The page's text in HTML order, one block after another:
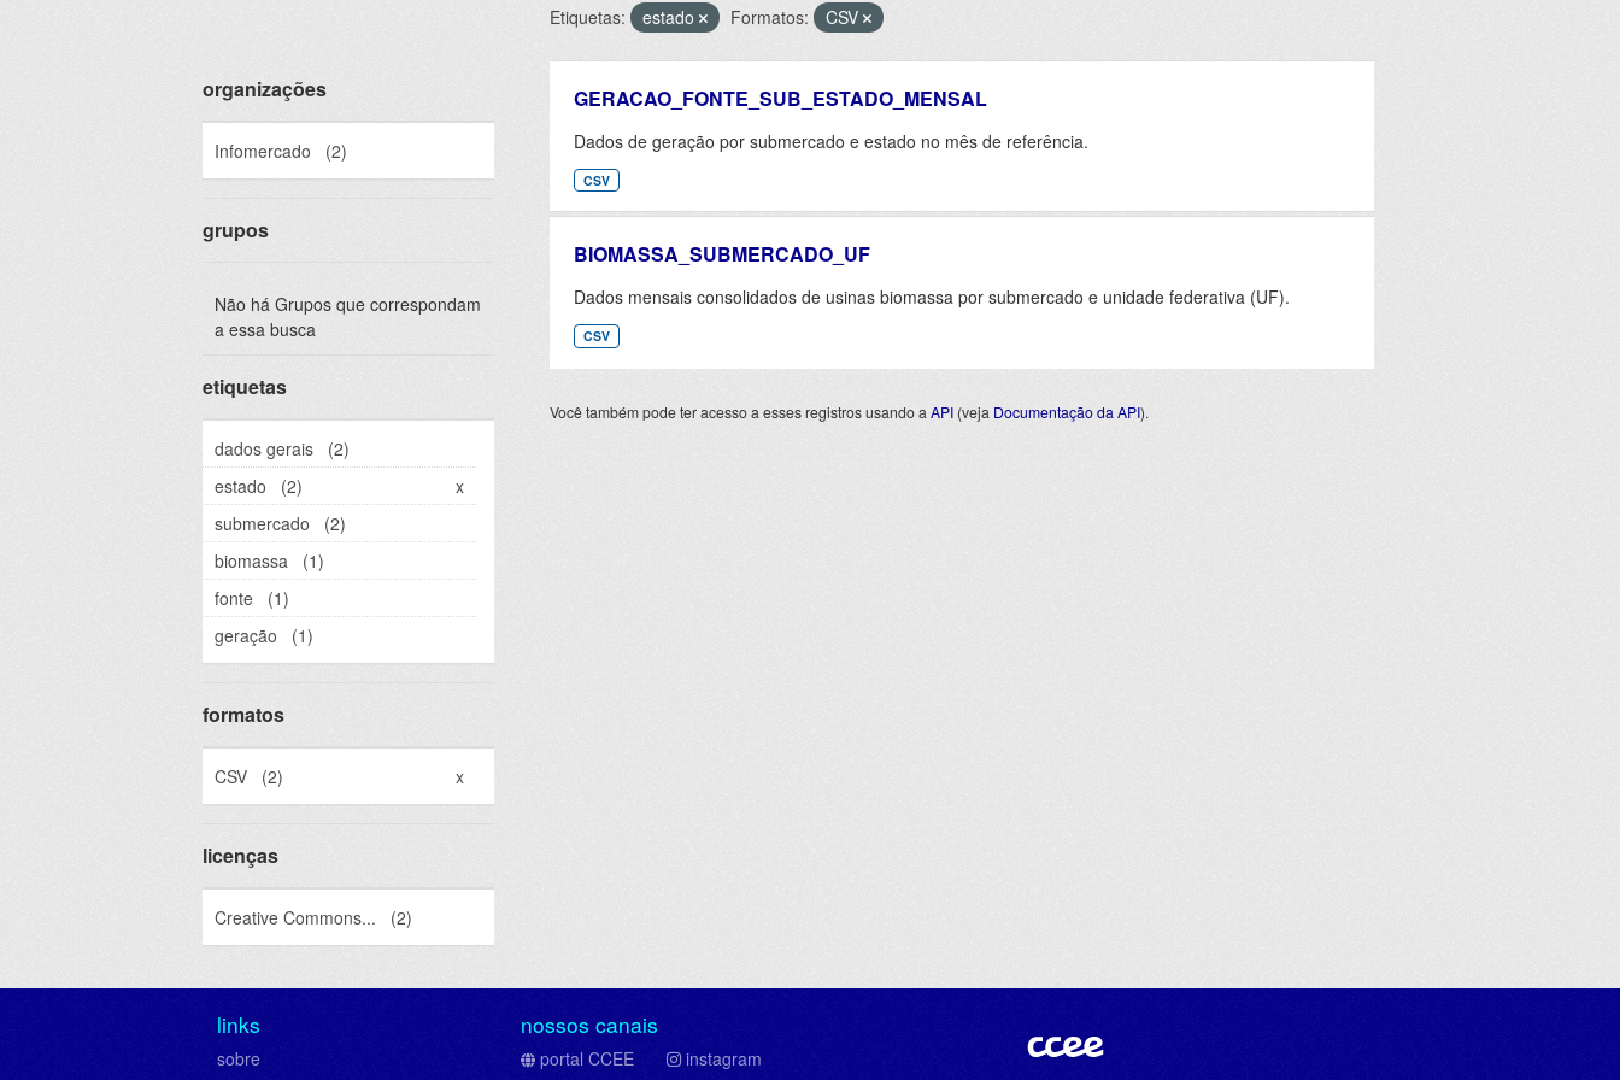
organizações
Infomercado (2)
grupos
Não há Grupos que correspondam
a essa busca
etiquetas
dados gerais
(2)
estado
(2)
x
submercado
(2)
biomassa
(1)
fonte
(1)
geração
(1)
formatos
CSV (2) x
licenças
Creative Commons... (2)
Etiquetas: estado Formatos: CSV
GERACAO_FONTE_SUB_ESTADO_MENSAL
Dados de geração por submercado e estado no mês de referência.
CSV
BIOMASSA_SUBMERCADO_UF
Dados mensais consolidados de usinas biomassa por submercado e unidade federativa (UF).
CSV
Você também pode ter acesso a esses registros usando a API (veja Documentação da API).
links
sobre
nossos canais
portal CCEE
instagram